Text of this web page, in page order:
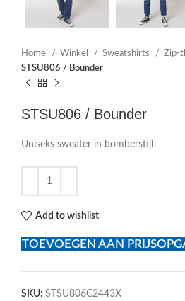
Home Winkel Sweatshirts
Zip-
STSU806 / Bounder
STSU806 / Bounder
Uniseks sweater in bomberstijl
Add to wishlist
TOEVOEGEN AAN
SKU: STSU806C2443X